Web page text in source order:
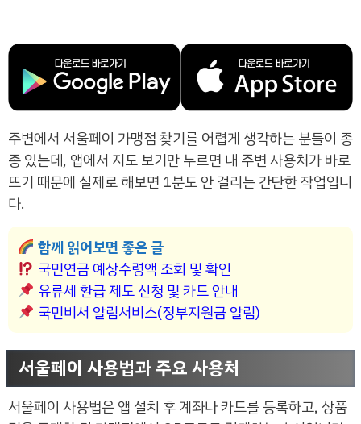
주변에서 서울페이 가맹점 찾기를 어렵게 생각하는 분들이 종
종 있는데, 앱에서 지도 보기만 누르면 내 주변 사용처가 바로
뜨기 때문에 실제로 해보면 1분도 안 걸리는 간단한 작업입니
다.
함께 읽어보면 좋은 글
국민연금 예상수령액 조회 및 확인
유류세 환급 제도 신청 및 카드 안내
국민비서 알림서비스(정부지원금 알림)
서울페이 사용법과 주요 사용처
서울페이 사용법은 앱 설치 후 계좌나 카드를 등록하고, 상품